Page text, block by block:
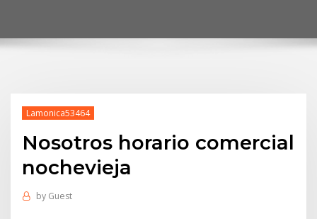
Lamonica53464
Nosotros horario comercial
nochevieja
by Guest